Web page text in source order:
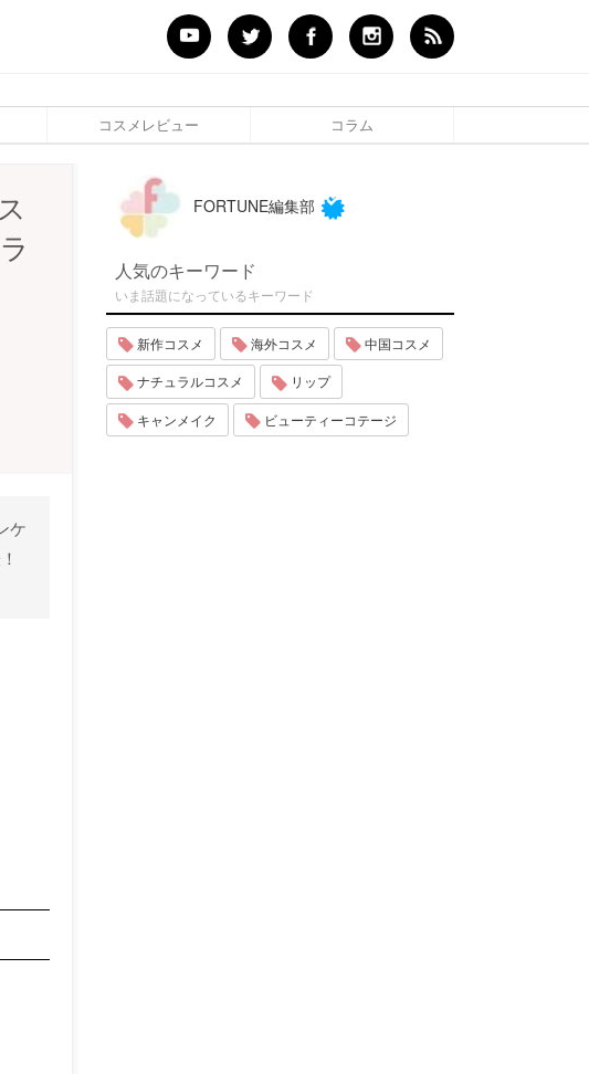
コスメレビュー コラム
ケ
FORTUNE編集部
人気のキーワード
いま話題になっているキーワード
新作コスメ 海外コスメ 中国コスメ
ナチュラルコスメ リップ
キャンメイク ビューティーコテージ